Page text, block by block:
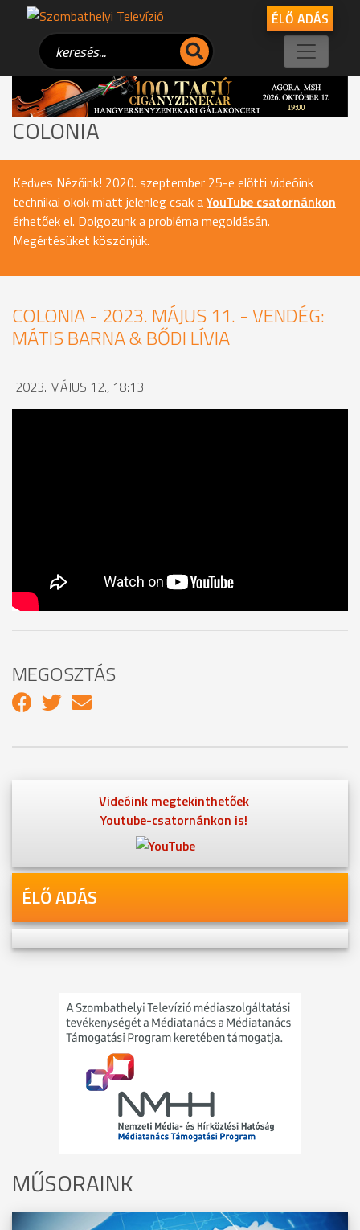
ÉLŐ ADÁS
COLONIA
Kedves Nézőink! 2020. szeptember 25-e előtti videóink
technikai okok miatt jelenleg csak aYouTube csatornánkon
érhetőek el. Dolgozunk a probléma megoldásán.
Megértésüket köszönjük.
COLONIA - 2023. MÁJUS 11. - VENDÉG:
MÁTIS BARNA & BŐDI LÍVIA
2023. MÁJUS 12., 18:13
MEGOSZTÁS
Videóink megtekinthetőek
Youtube-csatornánkon is!
ÉLŐ ADÁS
MŰSORAINK